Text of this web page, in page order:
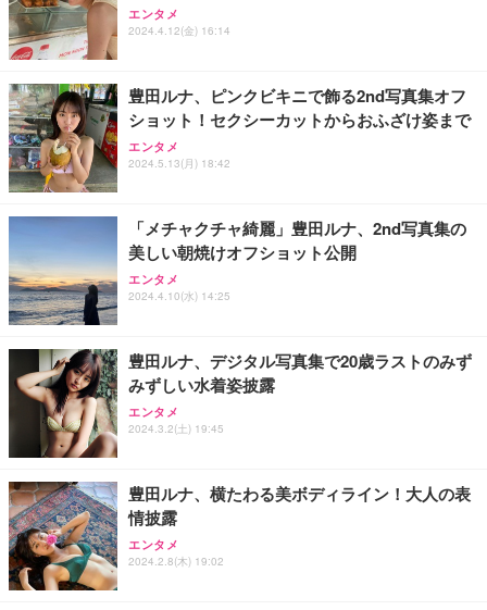
日下部ほたる どんどんやる気になる！日下部式学習
法[DVD]
King & Prince DOME TOUR 2026 ～STARRING～
(初回限定盤)(2枚組) [Blu-ray]
Aぇ! group LIVE TOUR 2025 D.N.A (初回盤)(2枚組)
[Blu-ray]
zen 5 PRO 3400G メモリ16GB SSD256GB Window
s11 Pro MS Office 2021 Type-C Wi-Fi Bluetooth D
【整備済み品】 ゲーミングPC デスクトップ タワー
型 UNITCOM biz-h 10世代 Core i7-10700 - RTX 406
0 8G - 32GBメモリ - 大容量 SSD1.0TB - Windows
【整備済み品】Dell OptiPlex SFF Plus 7010 デスク
トップPC Core i5-13500 DDR4 メモリ32GB SSD51
2GB+HDD1TB MS Office 2021 DisplayPort/HDMI U
15.6型/ 第11世代 Core i3-1125G4// Win11 Pro/MS
Office 2021 Pro 付属/Webカメラ/DVD/豊富な接続端
【整備済み品】ノートパソコン 富士通 LIEFBOOK
U9311X/F 13.3型 第11世代 Core i5-1145G7/Window
s11 Pro/MS Office 2021搭載/Webカメラ/Wifi・Blue
D256GB)
VETESAノートパソコン Corei7 15.6インチ IPS液
晶/1920×1080FHD Office2024搭載 Win11 Pro ノー
トPC 16GB メモリ SSD 256GB WEBカメラ付き 軽
習用 ピンク
エンタメ
2024.4.12(金) 16:14
豊田ルナ、ピンクビキニで飾る2nd写真集オフ
ショット！セクシーカットからおふざけ姿まで
エンタメ
2024.5.13(月) 18:42
「メチャクチャ綺麗」豊田ルナ、2nd写真集の
美しい朝焼けオフショット公開
エンタメ
2024.4.10(水) 14:25
豊田ルナ、デジタル写真集で20歳ラストのみず
みずしい水着姿披露
エンタメ
2024.3.2(土) 19:45
豊田ルナ、横たわる美ボディライン！大人の表
情披露
エンタメ
2024.2.8(木) 19:02